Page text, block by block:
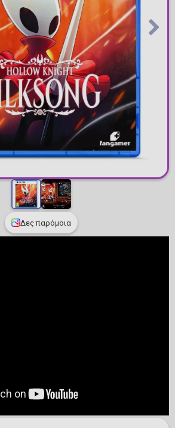
Δες παρόμοια